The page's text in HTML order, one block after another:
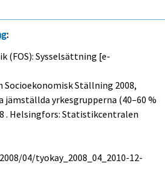
:
(FOS): Sysselsättning [e-
Socioekonomisk Ställning 2008,
jämställda yrkesgrupperna (40–60 %
. Helsingfors: Statistikcentralen
04/tyokay_2008_04_2010-12-